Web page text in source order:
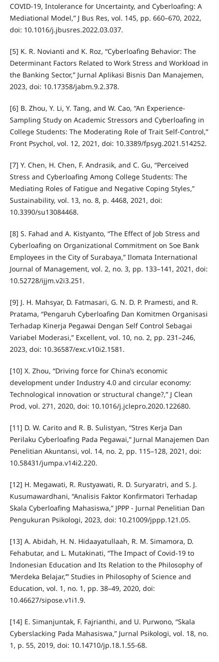
COVID-19, Intolerance for Uncertainty, and Cyberloafing: A
Mediational Model,” J Bus Res, vol. 145, pp. 660–670, 2022,
doi: 10.1016/j.jbusres.2022.03.037.
[5] K. R. Novianti and K. Roz, “Cyberloafing Behavior: The
Determinant Factors Related to Work Stress and Workload in
the Banking Sector,” Jurnal Aplikasi Bisnis Dan Manajemen,
2023, doi: 10.17358/jabm.9.2.378.
[6] B. Zhou, Y. Li, Y. Tang, and W. Cao, “An Experience-
Sampling Study on Academic Stressors and Cyberloafing in
College Students: The Moderating Role of Trait Self-Control,”
Front Psychol, vol. 12, 2021, doi: 10.3389/fpsyg.2021.514252.
[7] Y. Chen, H. Chen, F. Andrasik, and C. Gu, “Perceived
Stress and Cyberloafing Among College Students: The
Mediating Roles of Fatigue and Negative Coping Styles,”
Sustainability, vol. 13, no. 8, p. 4468, 2021, doi:
10.3390/su13084468.
[8] S. Fahad and A. Kistyanto, “The Effect of Job Stress and
Cyberloafing on Organizational Commitment on Soe Bank
Employees in the City of Surabaya,” Ilomata International
Journal of Management, vol. 2, no. 3, pp. 133–141, 2021, doi:
10.52728/ijjm.v2i3.251.
[9] J. H. Mahsyar, D. Fatmasari, G. N. D. P. Pramesti, and R.
Pratama, “Pengaruh Cyberloafing Dan Komitmen Organisasi
Terhadap Kinerja Pegawai Dengan Self Control Sebagai
Variabel Moderasi,” Excellent, vol. 10, no. 2, pp. 231–246,
2023, doi: 10.36587/exc.v10i2.1581.
[10] X. Zhou, “Driving force for China’s economic
development under Industry 4.0 and circular economy:
Technological innovation or structural change?,” J Clean
Prod, vol. 271, 2020, doi: 10.1016/j.jclepro.2020.122680.
[11] D. W. Carito and R. B. Sulistyan, “Stres Kerja Dan
Perilaku Cyberloafing Pada Pegawai,” Jurnal Manajemen Dan
Penelitian Akuntansi, vol. 14, no. 2, pp. 115–128, 2021, doi:
10.58431/jumpa.v14i2.220.
[12] H. Megawati, R. Rustyawati, R. D. Suryaratri, and S. J.
Kusumawardhani, “Analisis Faktor Konfirmatori Terhadap
Skala Cyberloafing Mahasiswa,” JPPP - Jurnal Penelitian Dan
Pengukuran Psikologi, 2023, doi: 10.21009/jppp.121.05.
[13] A. Abidah, H. N. Hidaayatullaah, R. M. Simamora, D.
Fehabutar, and L. Mutakinati, “The Impact of Covid-19 to
Indonesian Education and Its Relation to the Philosophy of
‘Merdeka Belajar,’” Studies in Philosophy of Science and
Education, vol. 1, no. 1, pp. 38–49, 2020, doi:
10.46627/sipose.v1i1.9.
[14] E. Simanjuntak, F. Fajrianthi, and U. Purwono, “Skala
Cyberslacking Pada Mahasiswa,” Jurnal Psikologi, vol. 18, no.
1, p. 55, 2019, doi: 10.14710/jp.18.1.55-68.